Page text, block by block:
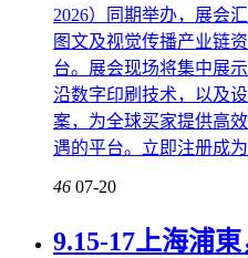
2026）同期举办，展会
图文及视觉传播产业链
台。展会现场将集中展
沿数字印刷技术，以及
案，为全球买家提供高
遇的平台。立即注册成
46 07-20
9.15-17上海浦